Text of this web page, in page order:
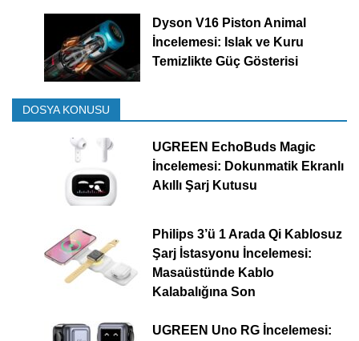
Dyson V16 Piston Animal
İncelemesi: Islak ve Kuru
Temizlikte Güç Gösterisi
DOSYA KONUSU
UGREEN EchoBuds Magic
İncelemesi: Dokunmatik Ekranlı
Akıllı Şarj Kutusu
Philips 3’ü 1 Arada Qi Kablosuz
Şarj İstasyonu İncelemesi:
Masaüstünde Kablo
Kalabalığına Son
UGREEN Uno RG İncelemesi: